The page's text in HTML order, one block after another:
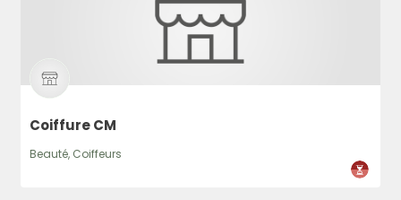
Coiffure CM
Beauté, Coiffeurs